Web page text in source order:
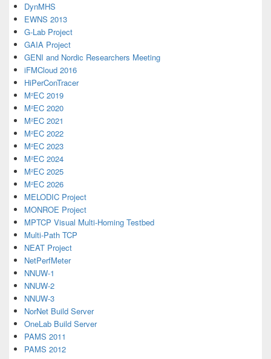
DynMHS
EWNS 2013
G-Lab Project
GAIA Project
GENI and Nordic Researchers Meeting
iFMCloud 2016
HiPerConTracer
M²EC 2019
M²EC 2020
M²EC 2021
M²EC 2022
M²EC 2023
M²EC 2024
M²EC 2025
M²EC 2026
MELODIC Project
MONROE Project
MPTCP Visual Multi-Homing Testbed
Multi-Path TCP
NEAT Project
NetPerfMeter
NNUW-1
NNUW-2
NNUW-3
NorNet Build Server
OneLab Build Server
PAMS 2011
PAMS 2012